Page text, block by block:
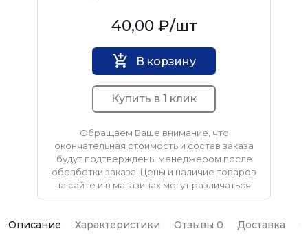
40,00 ₽/шт
В корзину
Купить в 1 клик
Обращаем Ваше внимание, что
окончательная стоимость и состав заказа
будут подтверждены менеджером после
обработки заказа. Цены и наличие товаров
на сайте и в магазинах могут различаться.
Описание Характеристики Отзывы 0 Доставка